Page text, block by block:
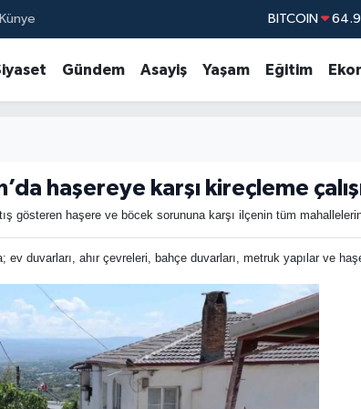
BITCOIN
BİST100
Gündem Asayiş Yaşam Eğitim
haşereye karşı kireçleme
gösteren haşere ve böcek sorununa karşı ilçenin tüm
ev duvarları, ahır çevreleri, bahçe duvarları, metruk yapılar ve